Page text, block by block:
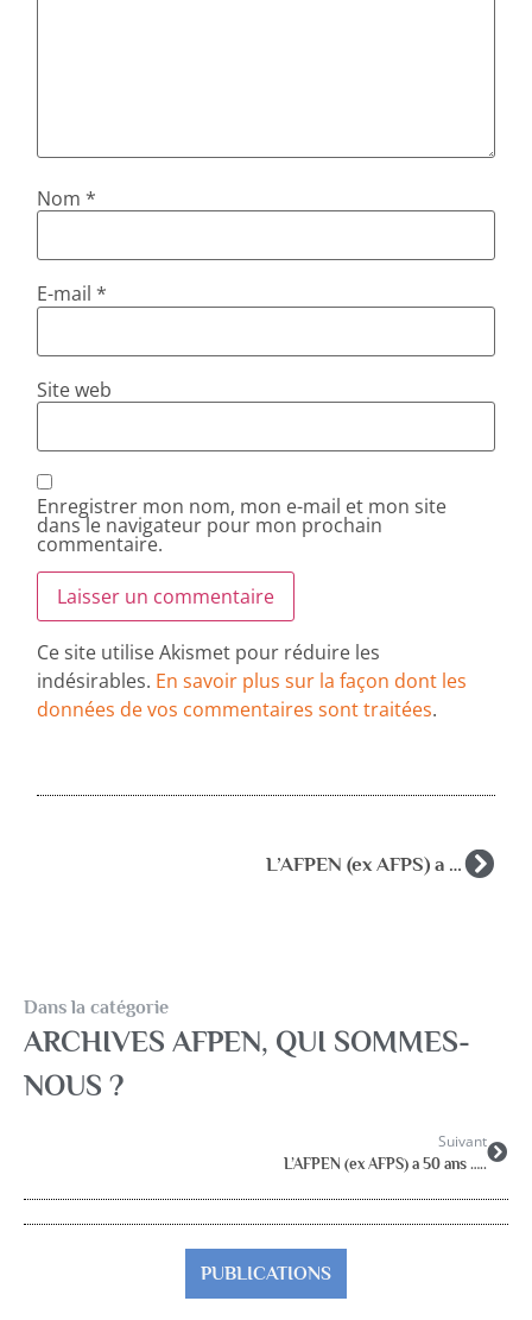
Nom*
E-mail*
Site web
Enregistrer mon nom, mon e-mail et mon site
dans le navigateur pour mon prochain
commentaire.
Ce site utilise Akismet pour réduire les
indésirables. En savoir plus sur la façon dont les
données de vos commentaires sont traitées.
L’AFPEN (ex AFPS) a 50 ans …..
Dans la catégorie
ARCHIVES AFPEN, QUI SOMMES-
NOUS ?
Suivant
L’AFPEN (ex AFPS) a 50 ans …..
PUBLICATIONS